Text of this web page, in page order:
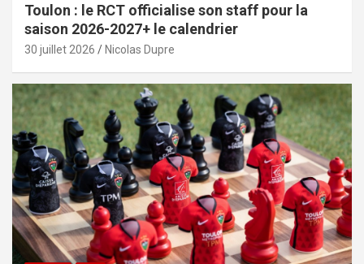
Toulon : le RCT officialise son staff pour la
saison 2026-2027+ le calendrier
30 juillet 2026 Nicolas Dupre